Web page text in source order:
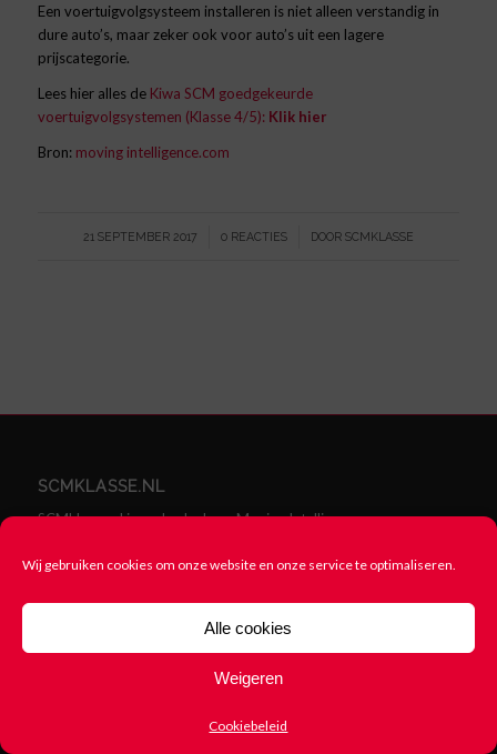
Wij gebruiken cookies om onze website en onze service te optimaliseren.
Alle cookies
Weigeren
Cookiebeleid
Een voertuigvolgsysteem installeren is niet alleen verstandig in
dure auto’s, maar zeker ook voor auto’s uit een lagere
prijscategorie.
Lees hier alles de Kiwa SCM goedgekeurde
voertuigvolgsystemen (Klasse 4/5): Klik hier
Bron: moving intelligence.com
21 SEPTEMBER 2017
/ 0 REACTIES
/ DOOR SCMKLASSE
SCMKLASSE.NL
SCMklasse.nl is onderdeel van Moving Intelligence.
beweegt: van auto tot boot, van trailer tot container, van scooter
tot werkmaterieel. Dit doen ze voor iedereen: multinational of
middenstander, wagenparkbeheerder of trotse bezitter van een
movingintelligence.com